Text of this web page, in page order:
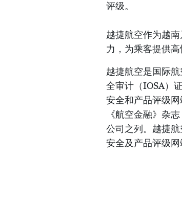
评级。
越捷航空作为越
力，为乘客提供
越捷航空是国际
全审计（IOSA）
安全和产品评级
《航空金融》杂
公司之列。越捷
安全及产品评级网